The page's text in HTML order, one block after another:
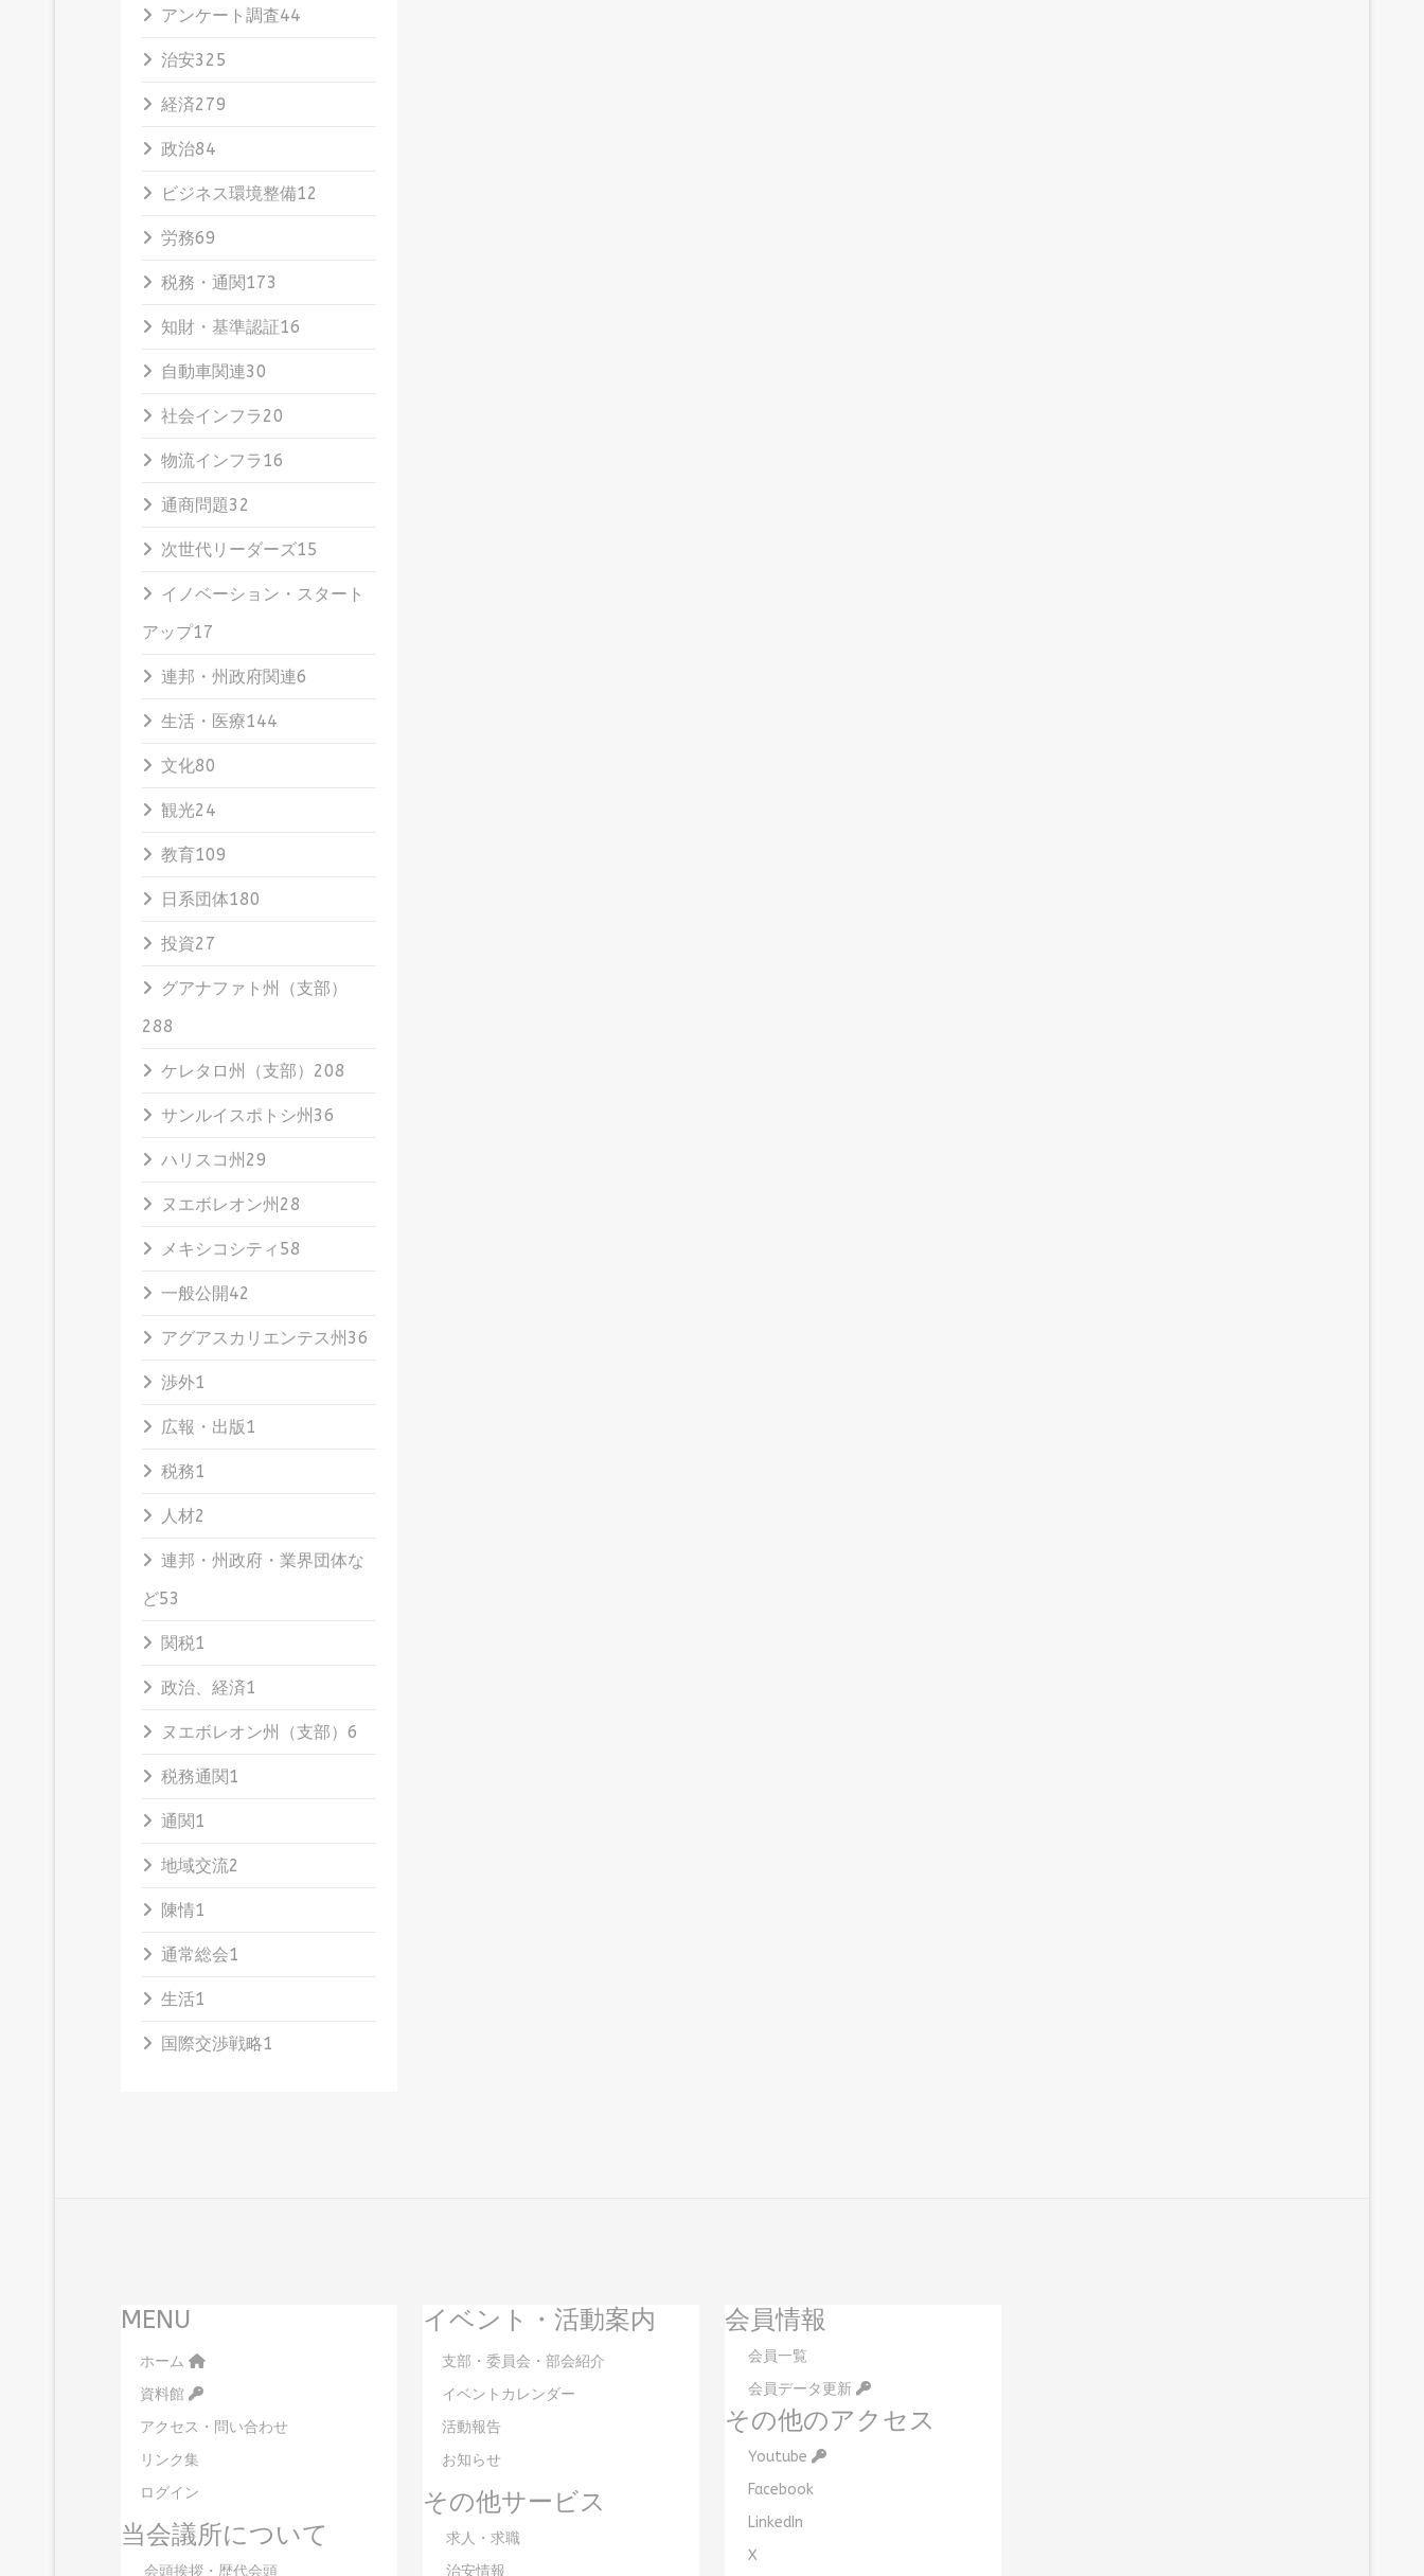
アンケート調査44
治安325
経済279
政治84
ビジネス環境整備12
労務69
税務・通関173
知財・基準認証16
自動車関連30
社会インフラ20
物流インフラ16
通商問題32
次世代リーダーズ15
イノベーション・スタート
アップ17
連邦・州政府関連6
生活・医療144
文化80
観光24
教育109
日系団体180
投資27
グアナファト州（支部）
288
ケレタロ州（支部） 208
サンルイスポトシ州 36
ハリスコ州 29
ヌエボレオン州 28
メキシコシティ 58
一般公開42
アグアスカリエンテス州 36
渉外1
広報・出版1
税務1
人材2
連邦・州政府・業界団体な
ど53
関税1
政治、経済1
ヌエボレオン州（支部） 6
税務通関1
通関1
地域交流2
陳情1
通常総会1
生活1
国際交渉戦略1
MENU
ホーム
資料館
アクセス・問い合わせ
リンク集
ログイン
当会議所について
会頭挨拶・歴代会頭
イベント・活動案内
支部・委員会・部会紹介
イベントカレンダー
活動報告
お知らせ
その他サービス
求人・求職
治安情報
会員情報
会員一覧
会員データ更新
その他のアクセス
Youtube
Facebook
LinkedIn
X